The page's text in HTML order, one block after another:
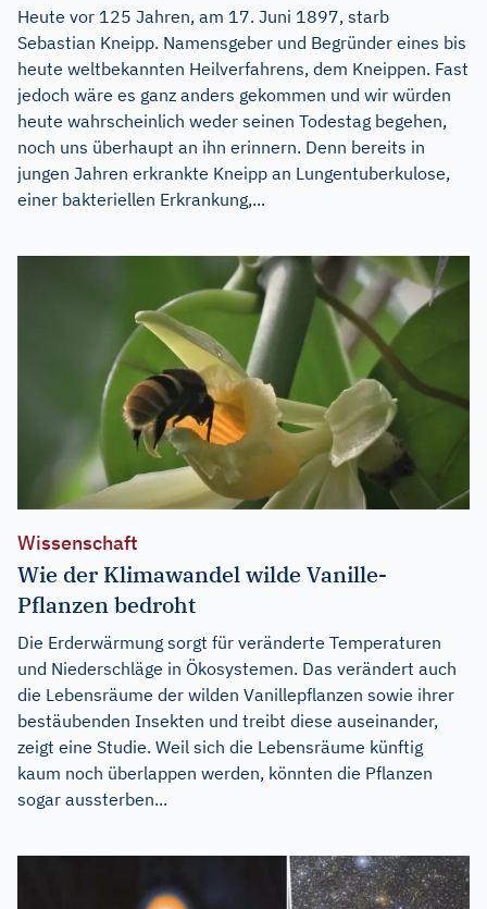
Heute vor 125 Jahren, am 17. Juni 1897, starb
Sebastian Kneipp. Namensgeber und Begründer eines bis
heute weltbekannten Heilverfahrens, dem Kneippen. Fast
jedoch wäre es ganz anders gekommen und wir würden
heute wahrscheinlich weder seinen Todestag begehen,
noch uns überhaupt an ihn erinnern. Denn bereits in
jungen Jahren erkrankte Kneipp an Lungentuberkulose,
einer bakteriellen Erkrankung,...
Wissenschaft
Wie der Klimawandel wilde Vanille-
Pflanzen bedroht
Die Erderwärmung sorgt für veränderte Temperaturen
und Niederschläge in Ökosystemen. Das verändert auch
die Lebensräume der wilden Vanillepflanzen sowie ihrer
bestäubenden Insekten und treibt diese auseinander,
zeigt eine Studie. Weil sich die Lebensräume künftig
kaum noch überlappen werden, könnten die Pflanzen
sogar aussterben...